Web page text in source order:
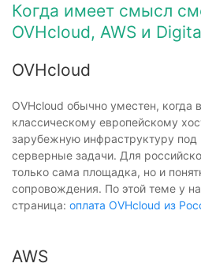
Когда имеет смысл
OVHcloud, AWS и
OVHcloud
OVHcloud обычно уместен, когда
классическому европейскому
зарубежную инфраструктуру
серверные задачи. Для
только сама площадка, но и
сопровождения. По этой теме у
страница: оплата OVHcloud из
AWS